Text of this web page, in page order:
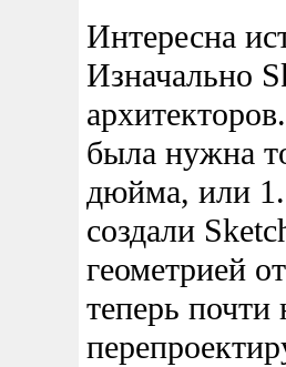
Интересна
Изначально
была нужна
дюйма, или
создали
геометрией
теперь